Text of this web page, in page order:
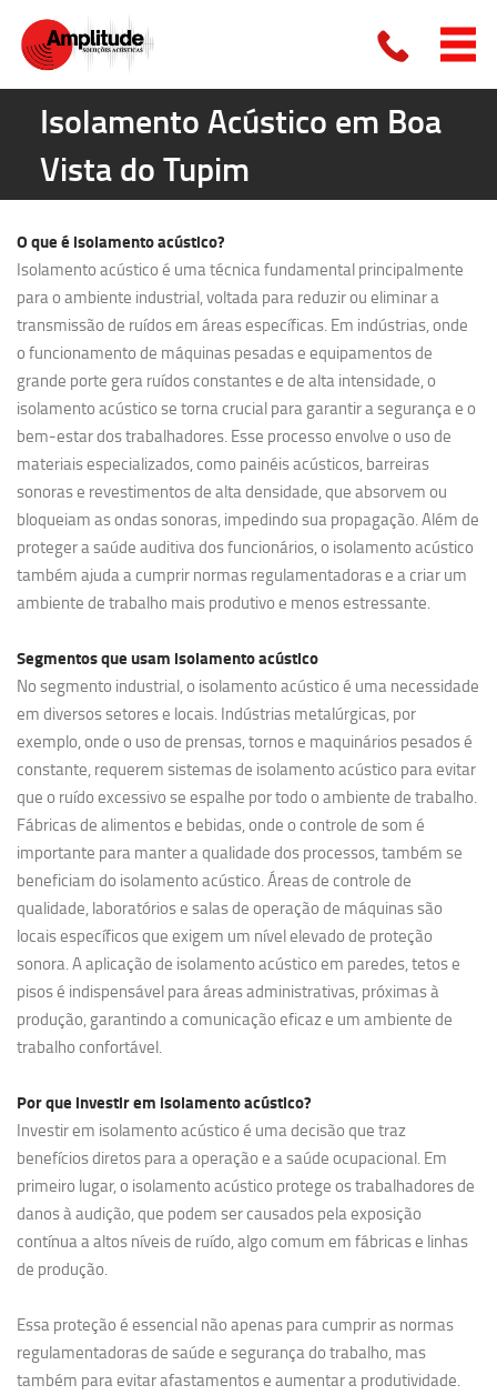
Isolamento Acústico em Boa
Vista do Tupim
O que é isolamento acústico?
Isolamento acústico é uma técnica fundamental principalmente
para o ambiente industrial, voltada para reduzir ou eliminar a
transmissão de ruídos em áreas específicas. Em indústrias, onde
o funcionamento de máquinas pesadas e equipamentos de
grande porte gera ruídos constantes e de alta intensidade, o
isolamento acústico se torna crucial para garantir a segurança e o
bem-estar dos trabalhadores. Esse processo envolve o uso de
materiais especializados, como painéis acústicos, barreiras
sonoras e revestimentos de alta densidade, que absorvem ou
bloqueiam as ondas sonoras, impedindo sua propagação. Além de
proteger a saúde auditiva dos funcionários, o isolamento acústico
também ajuda a cumprir normas regulamentadoras e a criar um
ambiente de trabalho mais produtivo e menos estressante.
Segmentos que usam isolamento acústico
No segmento industrial, o isolamento acústico é uma necessidade
em diversos setores e locais. Indústrias metalúrgicas, por
exemplo, onde o uso de prensas, tornos e maquinários pesados é
constante, requerem sistemas de isolamento acústico para evitar
que o ruído excessivo se espalhe por todo o ambiente de trabalho.
Fábricas de alimentos e bebidas, onde o controle de som é
importante para manter a qualidade dos processos, também se
beneficiam do isolamento acústico. Áreas de controle de
qualidade, laboratórios e salas de operação de máquinas são
locais específicos que exigem um nível elevado de proteção
sonora. A aplicação de isolamento acústico em paredes, tetos e
pisos é indispensável para áreas administrativas, próximas à
produção, garantindo a comunicação eficaz e um ambiente de
trabalho confortável.
Por que investir em isolamento acústico?
Investir em isolamento acústico é uma decisão que traz
benefícios diretos para a operação e a saúde ocupacional. Em
primeiro lugar, o isolamento acústico protege os trabalhadores de
danos à audição, que podem ser causados pela exposição
contínua a altos níveis de ruído, algo comum em fábricas e linhas
de produção.
Essa proteção é essencial não apenas para cumprir as normas
regulamentadoras de saúde e segurança do trabalho, mas
também para evitar afastamentos e aumentar a produtividade.